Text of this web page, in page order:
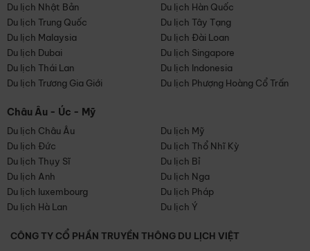
Du lịch Nhật Bản
Du lịch Hàn Quốc
Du lịch Trung Quốc
Du lịch Tây Tạng
Du lịch Malaysia
Du lịch Đài Loan
Du lịch Dubai
Du lịch Singapore
Du lịch Thái Lan
Du lịch Indonesia
Du lịch Trương Gia Giới
Du lịch Phượng Hoàng Cổ Trấn
Châu Âu - Úc - Mỹ
Du lịch Châu Âu
Du lịch Mỹ
Du lịch Đức
Du lịch Thổ Nhĩ Kỳ
Du lịch Thụy Sĩ
Du lịch Bỉ
Du lịch Anh
Du lịch Nga
Du lịch luxembourg
Du lịch Pháp
Du lịch Hà Lan
Du lịch Ý
CÔNG TY CỔ PHẦN TRUYỀN THÔNG DU LỊCH VIỆT